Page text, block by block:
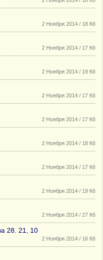
2 Ноября 2014 / 18 Кб
2 Ноября 2014 / 17 Кб
2 Ноября 2014 / 19 Кб
2 Ноября 2014 / 17 Кб
2 Ноября 2014 / 17 Кб
2 Ноября 2014 / 18 Кб
2 Ноября 2014 / 17 Кб
2 Ноября 2014 / 19 Кб
2 Ноября 2014 / 27 Кб
28. 21, 10
2 Ноября 2014 / 16 Кб